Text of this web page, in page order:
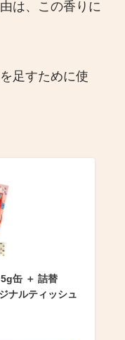
は、この香りに
足すために使
缶 ＋ 詰替
ナルティッシュ